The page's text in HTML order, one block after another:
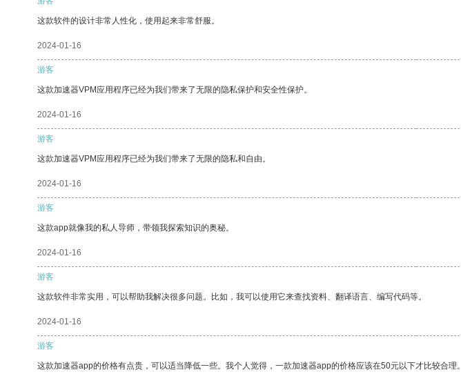
这款软件的设计非常人性化，使用起来非常舒服。
2024-01-16
游客
这款加速器VPM应用程序已经为我们带来了无限的隐私保护和安全性保护。
2024-01-16
游客
这款加速器VPM应用程序已经为我们带来了无限的隐私和自由。
2024-01-16
游客
这款app就像我的私人导师，带领我探索知识的奥秘。
2024-01-16
游客
这款软件非常实用，可以帮助我解决很多问题。比如，我可以使用它来查找资料、翻译语言、编写代码等。
2024-01-16
游客
这款加速器app的价格有点贵，可以适当降低一些。我个人觉得，一款加速器app的价格应该在50元以下才比较合理。